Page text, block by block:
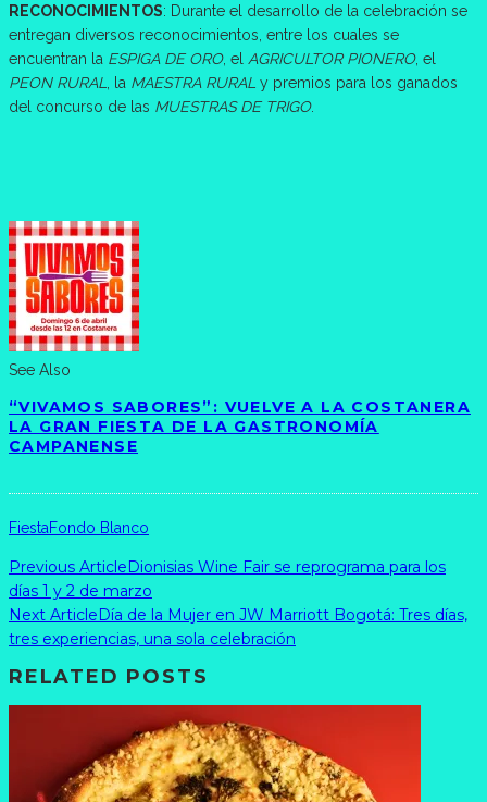
RECONOCIMIENTOS: Durante el desarrollo de la celebración se
entregan diversos reconocimientos, entre los cuales se
encuentran la ESPIGA DE ORO, el AGRICULTOR PIONERO, el
PEON RURAL
, la MAESTRA RURAL y premios para los ganados
del concurso de las MUESTRAS DE TRIGO.
See Also
“VIVAMOS SABORES”: VUELVE A LA COSTANERA
LA GRAN FIESTA DE LA GASTRONOMÍA
CAMPANENSE
FiestaFondo Blanco
Previous ArticleDionisias Wine Fair se reprograma para los
días 1 y 2 de marzo
Next ArticleDía de la Mujer en JW Marriott Bogotá: Tres días,
tres experiencias, una sola celebración
RELATED POSTS